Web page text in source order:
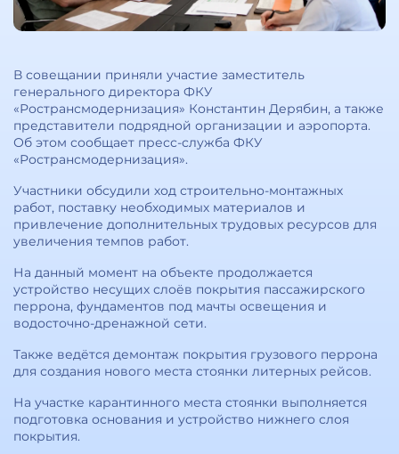
В совещании приняли участие заместитель
генерального директора ФКУ
«Ространсмодернизация» Константин Дерябин, а также
представители подрядной организации и аэропорта.
Об этом сообщает пресс-служба ФКУ
«Ространсмодернизация».
Участники обсудили ход строительно-монтажных
работ, поставку необходимых материалов и
привлечение дополнительных трудовых ресурсов для
увеличения темпов работ.
На данный момент на объекте продолжается
устройство несущих слоёв покрытия пассажирского
перрона, фундаментов под мачты освещения и
водосточно-дренажной сети.
Также ведётся демонтаж покрытия грузового перрона
для создания нового места стоянки литерных рейсов.
На участке карантинного места стоянки выполняется
подготовка основания и устройство нижнего слоя
покрытия.